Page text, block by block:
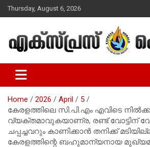
Skip
to
Thursday, August 6, 2026
Express Herald –
Christian News
Home 2026 April
5
കേരളത്തിലെ സി.പി.എം എവിടെ
വ്യക്തമാവുകയാണ്ര, രണ്ട് വോട്ടിന്
ചപ്പച്ചവറും കാണിക്കാൻ തനിക്ക്
കേരളത്തിന്റെ ബഹുമാന്യനായ